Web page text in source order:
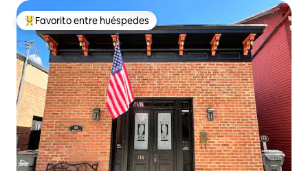
Favorito entre huéspedes preferido
Favorito entre huéspedes